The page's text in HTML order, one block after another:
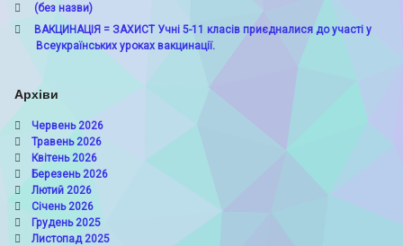
(без назви)
ВАКЦИНАЦІЯ = ЗАХИСТ Учні 5-11 класів приєдналися до участі у
Всеукраїнських уроках вакцинації.
Архіви
Червень 2026
Травень 2026
Квітень 2026
Березень 2026
Лютий 2026
Січень 2026
Грудень 2025
Листопад 2025